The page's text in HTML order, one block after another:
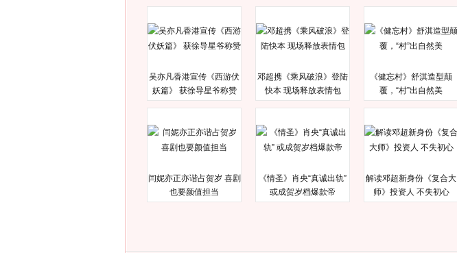
吴亦凡香港宣传《西游伏
妖篇》 获徐导星爷称赞
邓超携《乘风破浪》登陆
快本 现场释放表情包
《健忘村》舒淇造型颠
覆，“村”出自然美
闫妮亦正亦谐占贺岁 喜剧
也要颜值担当
《情圣》肖央“真诚出轨”
或成贺岁档爆款帝
解读邓超新身份《复合大
师》投资人 不失初心